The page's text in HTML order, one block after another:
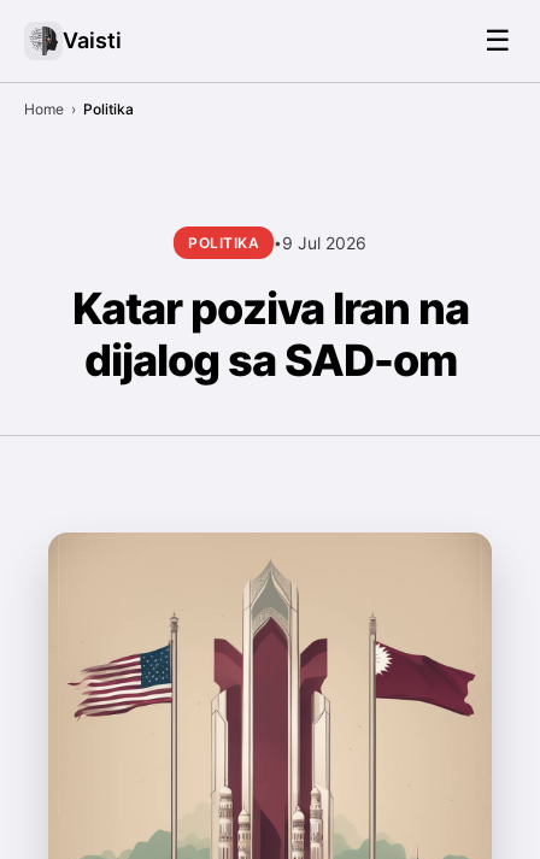
Vaisti ☰
Home › Politika
POLITIKA •9 Jul 2026
Katar poziva Iran na
dijalog sa SAD-om